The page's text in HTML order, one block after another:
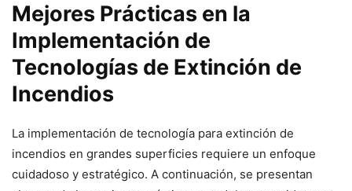
Mejores Prácticas en la
Implementación de
Tecnologías de Extinción de
Incendios
La implementación de tecnología para extinción de
incendios en grandes superficies requiere un enfoque
cuidadoso y estratégico. A continuación, se presentan